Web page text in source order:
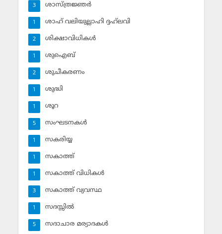
ശാസ്ത്രജ്ഞര്‍
3
ശാഹ് വലിയുല്ലാഹി ദ്ദഹ്‌ലവി
1
ശിക്ഷാവിധികള്‍
2
ശുഐബ്‌
1
ശുചീകരണം
2
ശുദ്ധി
1
ശൂറ
1
സംഘടനകള്‍
5
സകരിയ്യ
1
സകാത്ത്‌
1
സകാത്ത്‌ വിധികള്‍
1
സകാത്ത്‌ വ്യവസ്ഥ
3
സദസ്സില്‍
1
സദാചാര മര്യാദകള്‍
5